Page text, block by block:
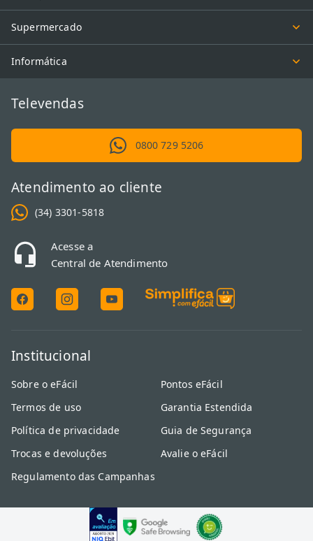
Supermercado
Informática
Televendas
0800 729 5206
Atendimento ao cliente
(34) 3301-5818
Acesse a
Central de Atendimento
Institucional
Sobre o eFácil
Termos de uso
Política de privacidade
Trocas e devoluções
Regulamento das Campanhas
Pontos eFácil
Garantia Estendida
Guia de Segurança
Avalie o eFácil